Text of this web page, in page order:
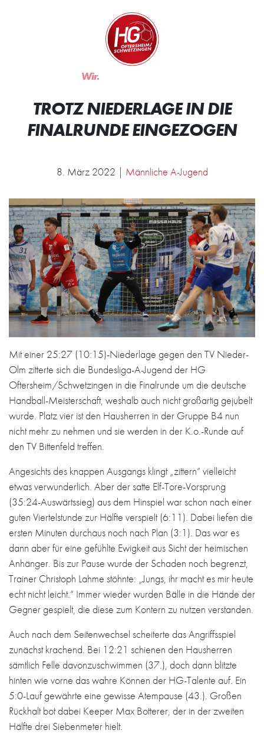
Zur Startseite
Wir.
TROTZ NIEDERLAGE IN DIE
FINALRUNDE EINGEZOGEN
8. März 2022 | Männliche A-Jugend
Mit einer 25:27 (10:15)-Niederlage gegen den TV Nieder-
Olm zitterte sich die Bundesliga-A-Jugend der HG
Oftersheim/Schwetzingen in die Finalrunde um die deutsche
Handball-Meisterschaft, weshalb auch nicht großartig gejubelt
wurde. Platz vier ist den Hausherren in der Gruppe B4 nun
nicht mehr zu nehmen und sie werden in der K.o.-Runde auf
den TV Bittenfeld treffen.
Angesichts des knappen Ausgangs klingt „zittern“ vielleicht
etwas verwunderlich. Aber der satte Elf-Tore-Vorsprung
(35:24-Auswärtssieg) aus dem Hinspiel war schon nach einer
guten Viertelstunde zur Hälfte verspielt (6:11). Dabei liefen die
ersten Minuten durchaus noch nach Plan (3:1). Das war es
dann aber für eine gefühlte Ewigkeit aus Sicht der heimischen
Anhänger. Bis zur Pause wurde der Schaden noch begrenzt,
Trainer Christoph Lahme stöhnte: „Jungs, ihr macht es mir heute
echt nicht leicht.“ Immer wieder wurden Bälle in die Hände der
Gegner gespielt, die diese zum Kontern zu nutzen verstanden.
Auch nach dem Seitenwechsel scheiterte das Angriffsspiel
zunächst krachend. Bei 12:21 schienen den Hausherren
sämtlich Felle davonzuschwimmen (37.), doch dann blitzte
hinten wie vorne das wahre Können der HG-Talente auf. Ein
5:0-Lauf gewährte eine gewisse Atempause (43.). Großen
Rückhalt bot dabei Keeper Max Botterer, der in der zweiten
Hälfte drei Siebenmeter hielt.